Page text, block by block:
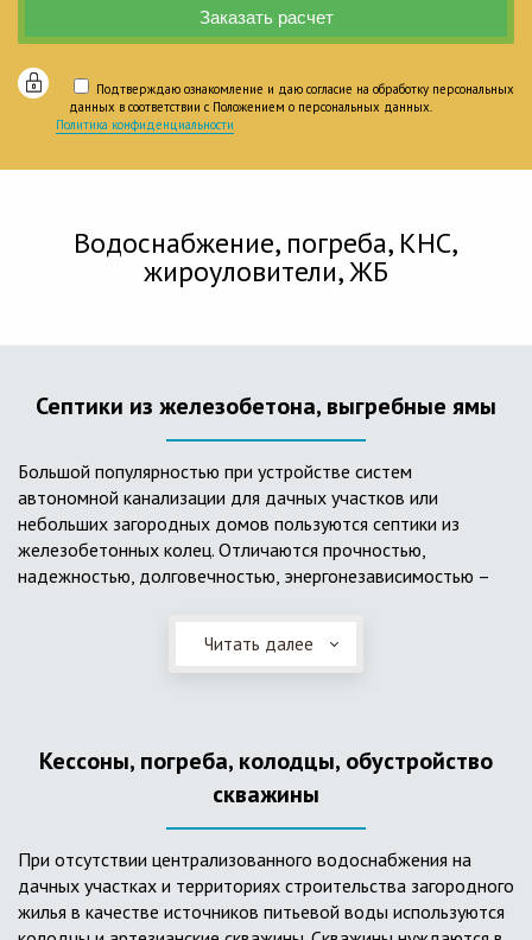
Подтверждаю ознакомление и даю согласие на обработку персональных
данных в соответствии с Положением о персональных данных.
Политика конфиденциальности
Водоснабжение, погреба, КНС,
жироуловители, ЖБ
Септики из железобетона, выгребные ямы
Большой популярностью при устройстве систем
автономной канализации для дачных участков или
небольших загородных домов пользуются септики из
железобетонных колец. Отличаются прочностью,
надежностью, долговечностью, энергонезависимостью –
ж/б колец состоят из нескольких камер, соединенных
переливными трубами, в которых происходят процессы
септики требуют периодической очистки ассенизаторской
Читать далее
Кессоны, погреба, колодцы, обустройство
скважины
При отсутствии централизованного водоснабжения на
дачных участках и территориях строительства загородного
жилья в качестве источников питьевой воды используются